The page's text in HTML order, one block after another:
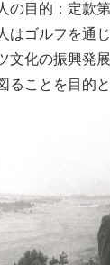
の目的：定款
はゴルフを通
文化の振興発
ることを目的と